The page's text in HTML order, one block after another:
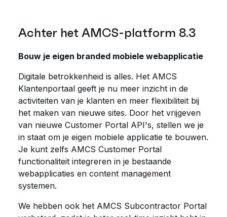
Achter het AMCS-platform 8.3
Bouw je eigen branded mobiele webapplicatie
Digitale betrokkenheid is alles. Het AMCS
Klantenportaal geeft je nu meer inzicht in de
activiteiten van je klanten en meer flexibiliteit bij
het maken van nieuwe sites. Door het vrijgeven
van nieuwe Customer Portal API's, stellen we je
in staat om je eigen mobiele applicatie te bouwen.
Je kunt zelfs AMCS Customer Portal
functionaliteit integreren in je bestaande
webapplicaties en content management
systemen.
We hebben ook het AMCS Subcontractor Portal